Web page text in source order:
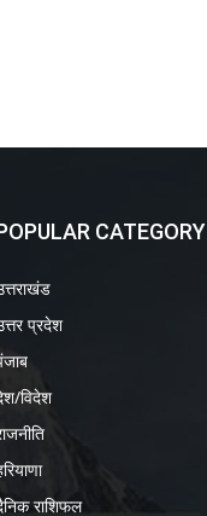
CATEGORY
प्रदेश
विदेश
राशिफल